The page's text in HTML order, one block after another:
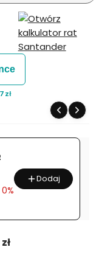
zł
0%
Dodaj